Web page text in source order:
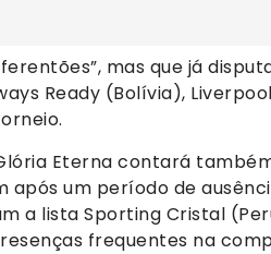
mas que já
Ready (Bolívia),
Eterna contará
após um período de
a lista Sporting Cristal
frequentes na